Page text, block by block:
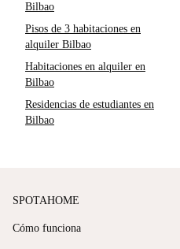
Bilbao
Pisos de 3 habitaciones en
alquiler Bilbao
Habitaciones en alquiler en
Bilbao
Residencias de estudiantes en
Bilbao
SPOTAHOME
Cómo funciona